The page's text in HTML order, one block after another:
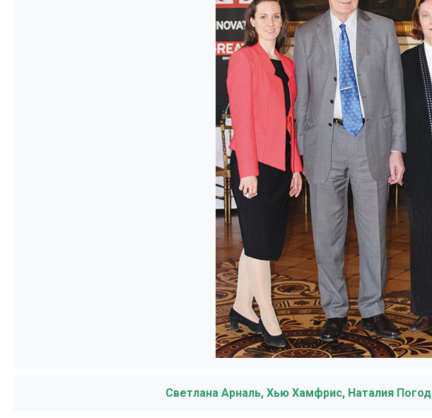
Светлана Арналь, Хью Хамфрис, Наталия